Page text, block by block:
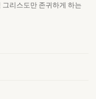
그리스도만 존귀하게 하는